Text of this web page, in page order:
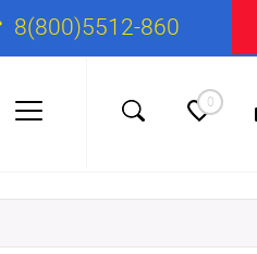
8(800)5512-860
0